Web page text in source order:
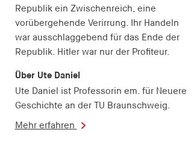
Republik ein Zwischenreich, eine
vorübergehende Verirrung. Ihr Handeln
war ausschlaggebend für das Ende der
Republik. Hitler war nur der Profiteur.
Über Ute Daniel
Ute Daniel ist Professorin em. für Neuere
Geschichte an der TU Braunschweig.
Mehr erfahren